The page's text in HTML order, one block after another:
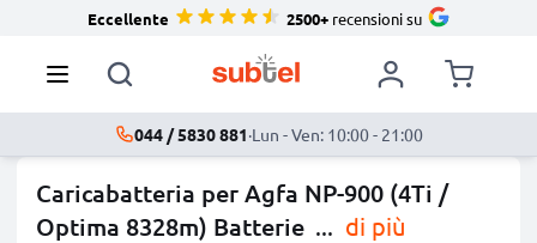
Eccellente 2500+recensioni su
044 / 5830 881·Lun - Ven: 10:00 - 21:00
Caricabatteria per Agfa NP-900 (4Ti /
Optima 8328m) Batterie ... di più